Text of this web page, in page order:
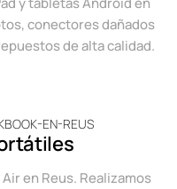
conectores dañados
de alta calidad.
en Reus. Realizamos